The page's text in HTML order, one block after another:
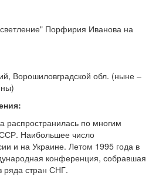
Порфирия Иванова на
Ворошиловградской обл. (ныне –
распространилась по многим
Наибольшее число
и на Украине. Летом 1995 года в
конференция, собравшая
ряда стран СНГ.